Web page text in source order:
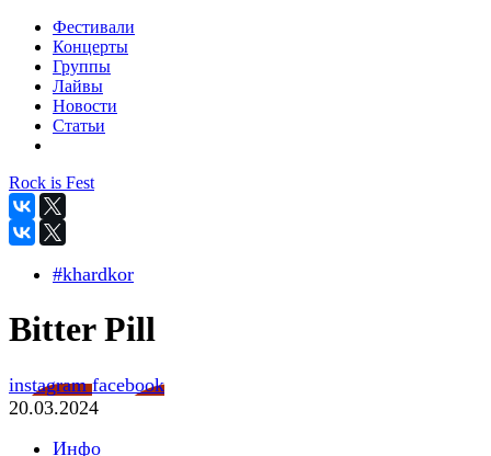
Фестивали
Концерты
Группы
Лайвы
Новости
Статьи
Rock is Fest
#khardkor
Bitter Pill
instagramfacebook
20.03.2024
Инфо